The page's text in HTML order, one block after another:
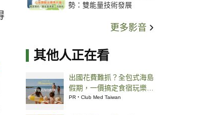
關鍵
勢：雙能量技術發展
更多影音
其他人正在看
出國花費難抓？全包式海島
假期，一價搞定食宿玩樂，
省錢更省心！
PR・Club Med Taiwan